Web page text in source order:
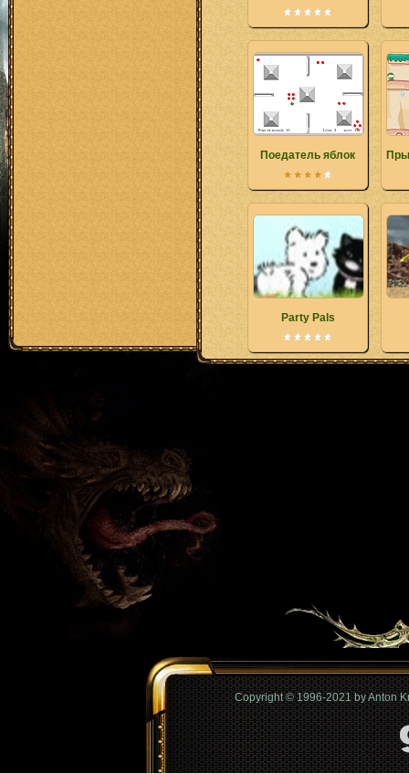
Поедатель яблок
Party Pals
Copyright © 1996-2021 by Anton